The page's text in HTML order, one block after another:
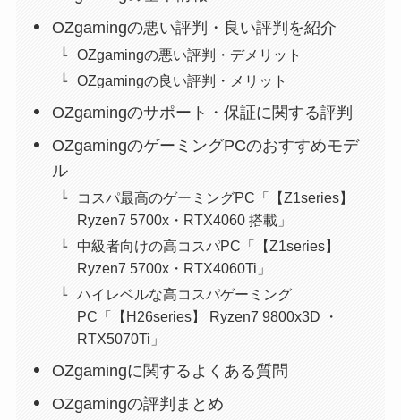
OZgamingの悪い評判・良い評判を紹介
OZgamingの悪い評判・デメリット
OZgamingの良い評判・メリット
OZgamingのサポート・保証に関する評判
OZgamingのゲーミングPCのおすすめモデ
ル
コスパ最高のゲーミングPC「【Z1series】
Ryzen7 5700x・RTX4060 搭載」
中級者向けの高コスパPC「【Z1series】
Ryzen7 5700x・RTX4060Ti」
ハイレベルな高コスパゲーミング
PC「【H26series】 Ryzen7 9800x3D ・
RTX5070Ti」
OZgamingに関するよくある質問
OZgamingの評判まとめ